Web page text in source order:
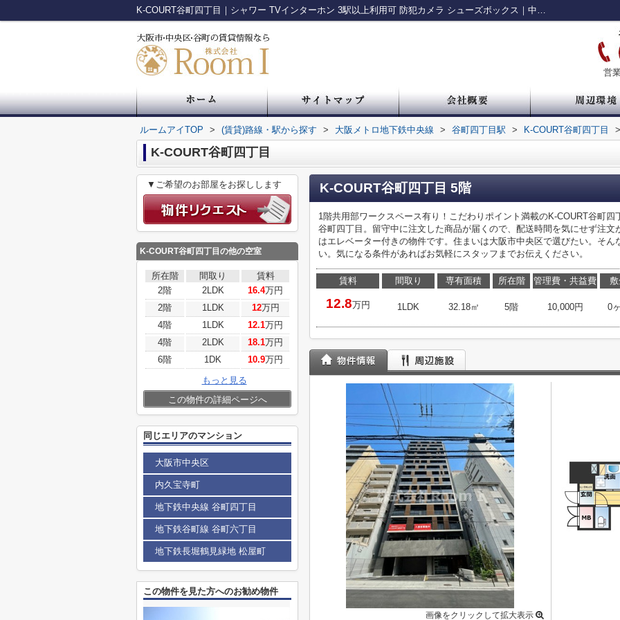
K-COURT谷町四丁目｜シャワー TVインターホン 3駅以上利用可 防犯カメラ シューズボックス｜中央区・谷町・谷四の賃貸情報 ルームアイ
営
ルームアイTOP > (賃貸)路線・駅から探す > 大阪メトロ地下鉄中央線 > 谷町四丁目駅 > K-COURT谷町四丁目 >
K-COURT谷町四丁目
K-COURT谷町四丁目 5階
1階共用部ワークスペース有り！こだわりポイント満載のK-COURT谷町
谷町四丁目。留守中に注文した商品が届くので、配送時間を気にせず注
はエレベーター付きの物件です。住まいは大阪市中央区で選びたい。そ
い。気になる条件があればお気軽にスタッフまでお伝えください。
賃料
12.8万円
間取り
1LDK
専有面積
32.18㎡
所在階
5階
管理費・共益費
10,000円 0
画像をクリックして拡大表示
▼ご希望のお部屋をお探しします
K-COURT谷町四丁目 の他の空室
所在階 間取り
賃料
2階
2LDK 16.4万円
2階
1LDK 12万円
4階
1LDK 12.1万円
4階
2LDK 18.1万円
6階
1DK 10.9万円
もっと見る
この物件の詳細ページへ
同じエリアのマンション
大阪市中央区
内久宝寺町
地下鉄中央線 谷町四丁目
地下鉄谷町線 谷町六丁目
地下鉄長堀鶴見緑地 松屋町
この物件を見た方へのお勧め物件